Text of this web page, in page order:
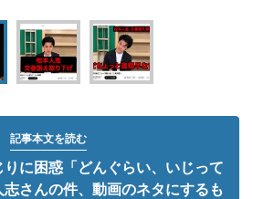
記事本文を読む
に困惑「どんぐらい、いじって
さんの件、動画のネタにするも